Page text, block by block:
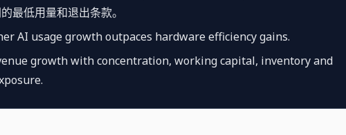
最低用量和退出条款。
AI usage growth outpaces hardware efficiency gains.
growth with concentration, working capital, inventory and